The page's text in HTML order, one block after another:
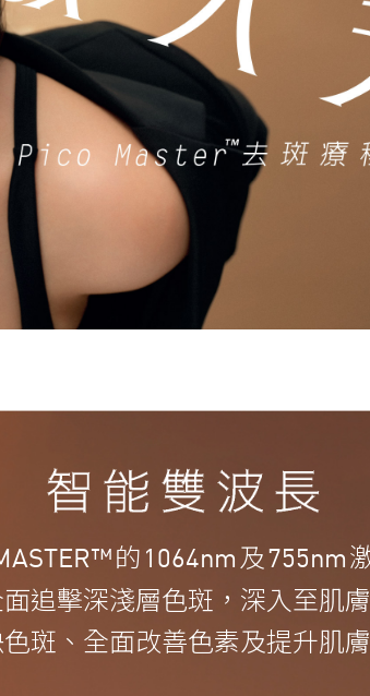
的 1064nm 及755nm
追擊深淺層色斑，深入至肌
斑、全面改善色素及提升肌